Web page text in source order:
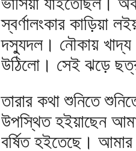
স্বর্ণালংকার কাড়িয়া
দস্যুদল। নৌকায় খাদ্য
উঠিলো। সেই ঝড়ে
তারার কথা শুনিতে
উপস্থিত হইয়াছেন
বর্ষিত হইতেছে।